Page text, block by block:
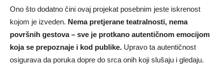
Ono što dodatno čini ovaj projekat posebnim jeste iskrenost
kojom je izveden. Nema pretjerane teatralnosti, nema
površnih gestova – sve je protkano autentičnom emocijom
koja se prepoznaje i kod publike. Upravo ta autentičnost
osigurava da poruka dopre do srca onih koji slušaju i gledaju.